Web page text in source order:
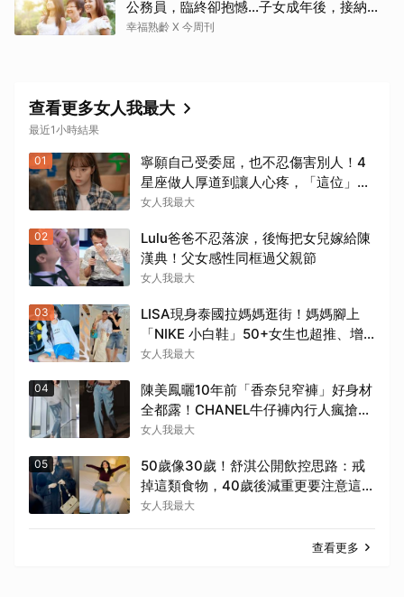
公務員，臨終卻抱憾…子女成年後，接納與
欣賞就夠了
幸福熟齡 X 今周刊
查看更多女人我最大
最近1小時結果
01
寧願自己受委屈，也不忍傷害別人！4
星座做人厚道到讓人心疼，「這位」敏
感細膩搞得自己不斷內耗
女人我最大
02
Lulu爸爸不忍落淚，後悔把女兒嫁給陳
漢典！父女感性同框過父親節
女人我最大
03
LISA現身泰國拉媽媽逛街！媽媽腳上
「NIKE 小白鞋」50+女生也超推、增
高輕量又耐走！
女人我最大
04
陳美鳳曬10年前「香奈兒窄褲」好身材
全都露！CHANEL牛仔褲內行人瘋搶，
窄褲回歸必看這幾條
女人我最大
05
50歲像30歲！舒淇公開飲控思路：戒
掉這類食物，40歲後減重更要注意這幾
件事！
女人我最大
查看更多